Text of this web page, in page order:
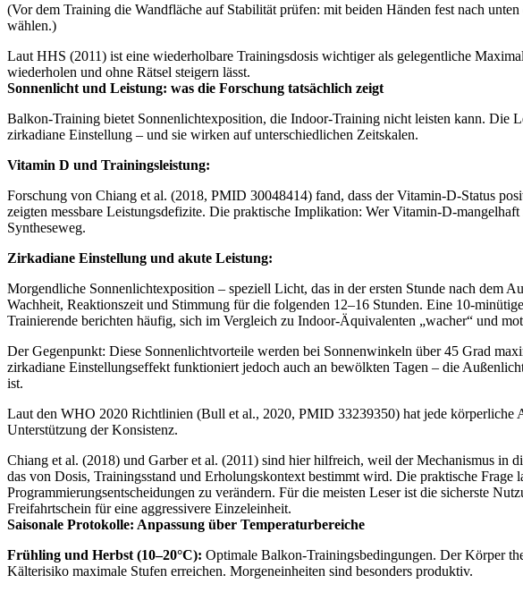
(Vor dem Training die Wandfläche auf Stabilität prüfen: mit beiden Händen fest nach
wählen.)
Laut HHS (2011) ist eine wiederholbare Trainingsdosis wichtiger als gelegentliche
wiederholen und ohne Rätsel steigern lässt.
Sonnenlicht und Leistung: was die Forschung tatsächlich zeigt
Balkon-Training bietet Sonnenlichtexposition, die Indoor-Training nicht leisten kann. Die
zirkadiane Einstellung – und sie wirken auf unterschiedlichen Zeitskalen.
Vitamin D und Trainingsleistung:
Forschung von Chiang et al. (2018, PMID 30048414) fand, dass der Vitamin-D-Status
zeigten messbare Leistungsdefizite. Die praktische Implikation: Wer Vitamin-D-
Syntheseweg.
Zirkadiane Einstellung und akute Leistung:
Morgendliche Sonnenlichtexposition – speziell Licht, das in der ersten Stunde nach dem
Wachheit, Reaktionszeit und Stimmung für die folgenden 12–16 Stunden. Eine 10-
Trainierende berichten häufig, sich im Vergleich zu Indoor-Äquivalenten „wacher“ und
Der Gegenpunkt: Diese Sonnenlichtvorteile werden bei Sonnenwinkeln über 45 Grad
zirkadiane Einstellungseffekt funktioniert jedoch auch an bewölkten Tagen – die
ist.
Laut den WHO 2020 Richtlinien (Bull et al., 2020, PMID 33239350) hat jede körperliche
Unterstützung der Konsistenz.
Chiang et al. (2018) und Garber et al. (2011) sind hier hilfreich, weil der Mechanismus in
das von Dosis, Trainingsstand und Erholungskontext bestimmt wird. Die praktische
Programmierungsentscheidungen zu verändern. Für die meisten Leser ist die sicherste
Freifahrtschein für eine aggressivere Einzeleinheit.
Saisonale Protokolle: Anpassung über Temperaturbereiche
Frühling und Herbst (10–20°C): Optimale Balkon-Trainingsbedingungen. Der Körper
Kälterisiko maximale Stufen erreichen. Morgeneinheiten sind besonders produktiv.